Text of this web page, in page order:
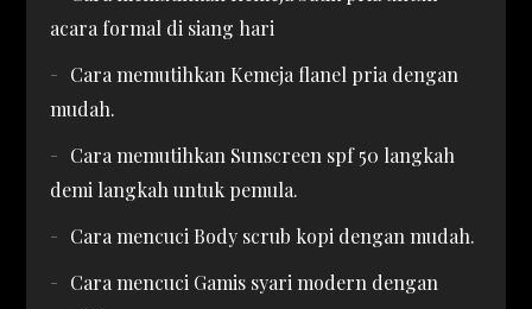
acara formal di siang hari
Cara memutihkan Kemeja flanel pria dengan
mudah.
Cara memutihkan Sunscreen spf 50 langkah
demi langkah untuk pemula.
Cara mencuci Body scrub kopi dengan mudah.
Cara mencuci Gamis syari modern dengan